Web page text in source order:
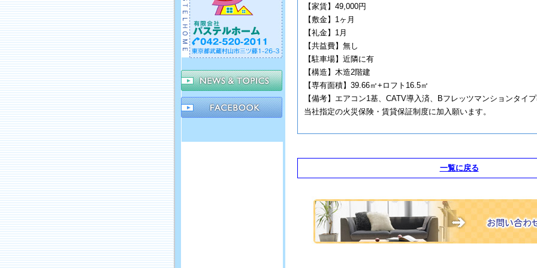
【家賃】49,000円
【敷金】1ヶ月
【礼金】1月
【共益費】無し
【駐車場】近隣に有
【構造】木造2階建
【専有面積】39.66㎡+ロフト16.5㎡
【備考】エアコン1基、CATV導入済、Bフレッツマンションタイ
当社指定の火災保険・賃貸保証制度に加入願います。
一覧に戻る